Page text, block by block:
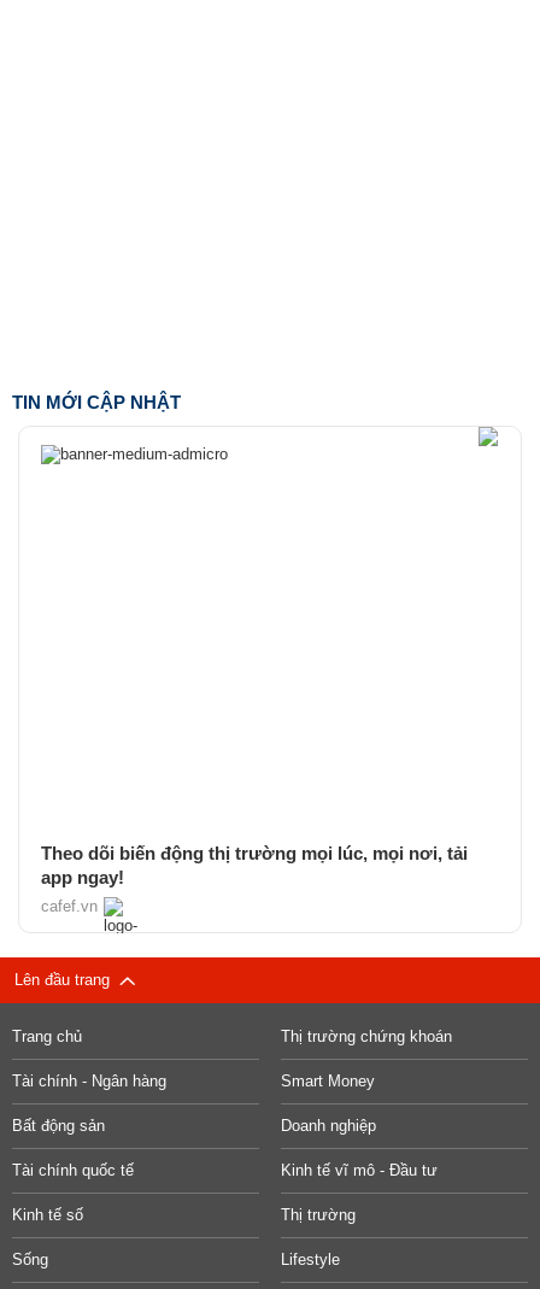
TIN MỚI CẬP NHẬT
Theo dõi biến động thị trường mọi lúc, mọi nơi, tải
app ngay!
cafef.vn
Lên đầu trang
Trang chủ Thị trường chứng khoán
Tài chính - Ngân hàng Smart Money
Bất động sản Doanh nghiệp
Tài chính quốc tế Kinh tế vĩ mô - Đầu tư
Kinh tế số Thị trường
Sống Lifestyle